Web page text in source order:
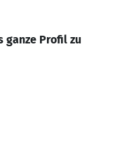
ganze Profil zu